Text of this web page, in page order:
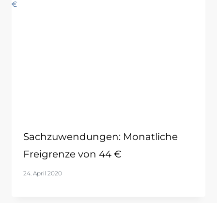
Sachzuwendungen: Monatliche
Freigrenze von 44 €
24. April 2020